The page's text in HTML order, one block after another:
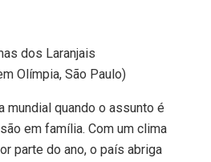
Olímpia, São Paulo)
mundial quando o assunto é
em família. Com um clima
parte do ano, o país abriga